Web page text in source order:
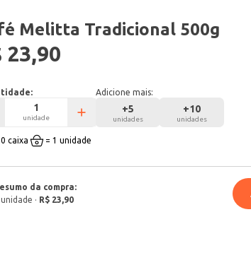
Melitta Tradicional 500g
23,90
unidade
Adicione mais:
+5
unidades
+10
unidades
0 caixa = 1 unidade
da compra:
unidade · R$ 23,90